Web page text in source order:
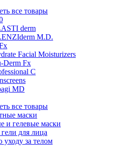
все товары
derm
M.D.
Facial Moisturizers
Derm Fx
C
MD
все товары
маски
и гелевые маски
для лица
за телом